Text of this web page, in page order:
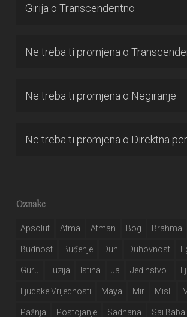
Girija o Transcendentno
Ne treba ti promjena o
Ne treba ti promjena o Negiranje
Ne treba ti promjena o Direktna
Oznake
Apsolut Atma Atman Bog Brahma
Budnost Buđenje Duh Duhovnost
Guru Iluzija Istina Ja Jedinstvo..
Ljudske Vrijednosti Maya Mir Misli
Pažnja Postojanje Sadhana Sai Baba